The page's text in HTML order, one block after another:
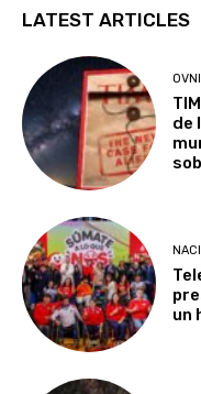
LATEST ARTICLES
de
un